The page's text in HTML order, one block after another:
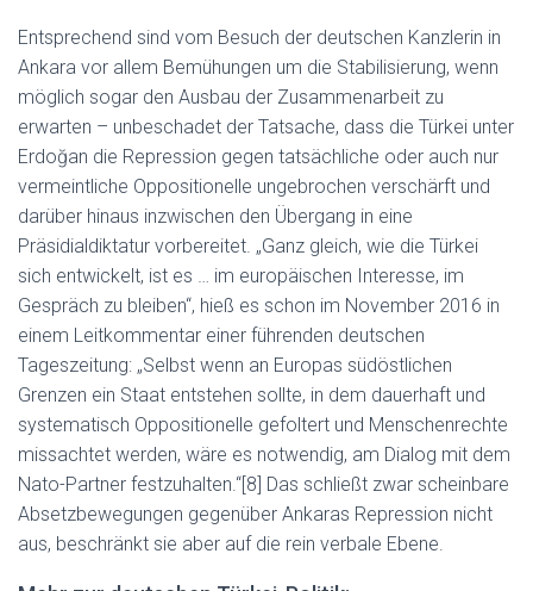
Entsprechend sind vom Besuch der deutschen Kanzlerin in
Ankara vor allem Bemühungen um die Stabilisierung, wenn
möglich sogar den Ausbau der Zusammenarbeit zu
erwarten – unbeschadet der Tatsache, dass die Türkei unter
Erdoğan die Repression gegen tatsächliche oder auch nur
vermeintliche Oppositionelle ungebrochen verschärft und
darüber hinaus inzwischen den Übergang in eine
Präsidialdiktatur vorbereitet. „Ganz gleich, wie die Türkei
sich entwickelt, ist es … im europäischen Interesse, im
Gespräch zu bleiben“, hieß es schon im November 2016 in
einem Leitkommentar einer führenden deutschen
Tageszeitung: „Selbst wenn an Europas südöstlichen
Grenzen ein Staat entstehen sollte, in dem dauerhaft und
systematisch Oppositionelle gefoltert und Menschenrechte
missachtet werden, wäre es notwendig, am Dialog mit dem
Nato-Partner festzuhalten.“[8] Das schließt zwar scheinbare
Absetzbewegungen gegenüber Ankaras Repression nicht
aus, beschränkt sie aber auf die rein verbale Ebene.